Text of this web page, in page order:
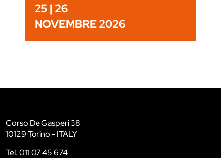
25 | 26
NOVEMBRE 2026
Corso De Gasperi 38
10129 Torino - ITALY
Tel. 011 07 45 674